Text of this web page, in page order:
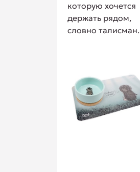
которую хочется
держать рядом,
словно талисман.